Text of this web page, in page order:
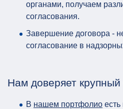
органами, получаем
согласования.
Завершение договора -
согласование в
Нам доверяет крупный
В нашем портфолио